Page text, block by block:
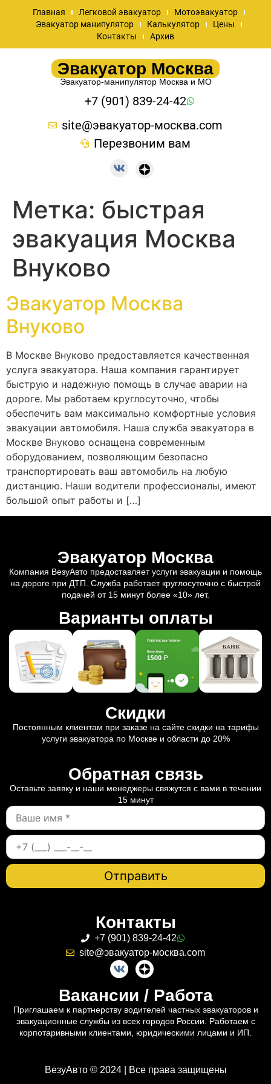
Главная Легковой эвакуатор
Мотоэвакуатор
Эвакуатор манипулятор
Калькулятор
Цены
Контакты
Архив
Эвакуатор Москва
Эвакуатор-манипулятор Москва и МО
+7 (901) 839-24-42
site@эвакуатор-москва.com
Перезвоним вам
Метка: быстрая
эвакуация Москва
Внуково
Эвакуатор Москва
Внуково
В Москве Внуково предоставляется качественная
услуга эвакуатора. Наша компания гарантирует
быструю и надежную помощь в случае аварии на
дороге. Мы работаем круглосуточно, чтобы
обеспечить вам максимально комфортные условия
эвакуации автомобиля. Наша служба эвакуатора в
Москве Внуково оснащена современным
оборудованием, позволяющим безопасно
транспортировать ваш автомобиль на любую
дистанцию. Наши водители профессионалы, имеют
большой опыт работы и […]
Эвакуатор Москва
Компания ВезуАвто предоставляет услуги эвакуации и помощь
на дороге при ДТП. Служба работает круглосуточно с быстрой
подачей от 15 минут более «10» лет.
Варианты оплаты
Скидки
Постоянным клиентам при заказе на сайте скидки на тарифы
услуги эвакуатора по Москве и области до 20%
Обратная связь
Оставьте заявку и наши менеджеры свяжутся с вами в течении
15 минут
Контакты
+7 (901) 839-24-42
site@эвакуатор-москва.com
Вакансии / Работа
Приглашаем к партнерству водителей частных эвакуаторов и
эвакуационные службы из всех городов России. Работаем с
корпотаривными клиентами, юридическими лицами и ИП.
ВезуАвто © 2024 | Все права защищены